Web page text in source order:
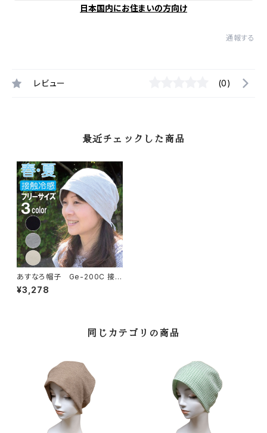
日本国内にお住まいの方向け
通報する
レビュー (0)
最近チェックした商品
あすなろ帽子 Ge-200C 接触
冷感
¥3,278
同じカテゴリの商品